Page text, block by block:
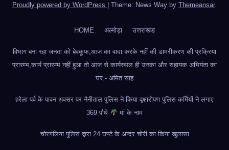
Proudly powered by WordPress Theme: News Way by Themeansar.
HOME अल्मोड़ा उत्तराखंड
विभाग बना रहा जनता को बेवकूफ,आज का वादा करके नहीं की डामरीकरण की प्रक्रिया
प्रारम्भ,कार्य प्रारम्भ नहीं हुआ तो आज से कार्यस्थल ही उनका और सहायक अभियंता का
घर:- अमित साह
हरेला पर्व के पावन अवसर पर नैनीताल पुलिस ने किया वृक्षारोपण पुलिस कर्मियों ने लगाए
369 पौधे
मां के नाम
चोरगलिया पुलिस द्वारा 24 घण्टे के अन्दर चोरी का किया खुलासा